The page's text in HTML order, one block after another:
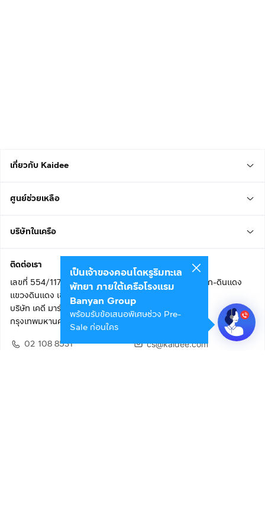
เกี่ยวกับ Kaidee
ศูนย์ช่วยเหลือ
บริษัทในเครือ
ติดต่อเรา
เลขที่ 554/117 อาคารสกายไนน์ เซ็นเตอร์ ชั้น 22 ถนนอโศก-ดินแดง
แขวงดินแดง เขตดินแดง
บริษัท เคดี มาร์เก็ตเพลส จำกัด (สำนักงานใหญ่)
กรุงเทพมหานคร 10400
02 108 8531
cs@kaidee.com
เป็นเจ้าของคอนโดหรูริมทะเล
พัทยา ภายใต้เครือโรงแรม
Banyan Group
พร้อมรับข้อเสนอพิเศษช่วง Pre-
Sale ก่อนใคร